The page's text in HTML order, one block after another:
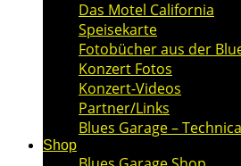
Das Motel California
Speisekarte
Fotobücher aus der
Konzert Fotos
Konzert-Videos
Partner/Links
Blues Garage –
Shop